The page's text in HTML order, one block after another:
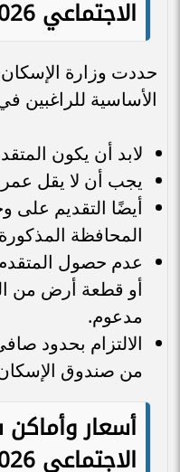
الاجتماعي 2026
حددت وزارة
الأساسية للراغبين
لابد أن يكون
يجب أن لا يقل عمر
أيضًا التقديم
المحافظة
عدم حصول
أو قطعة أرض من
مدعوم.
الالتزام بحدود
من صندوق
أسعار
الاجتماعي 2026